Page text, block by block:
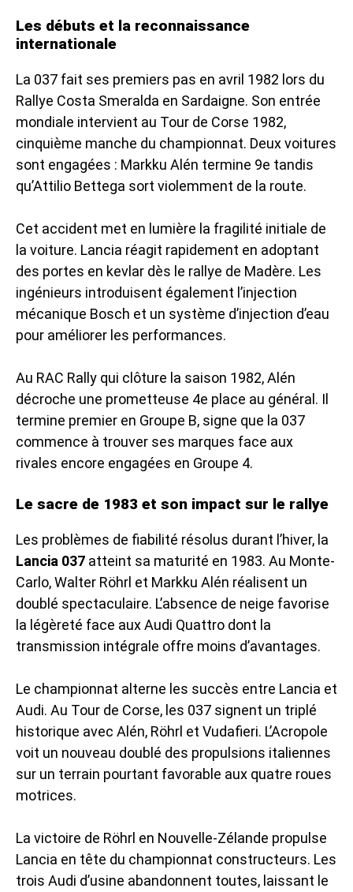
Les débuts et la reconnaissance
internationale
La 037 fait ses premiers pas en avril 1982 lors du
Rallye Costa Smeralda en Sardaigne. Son entrée
mondiale intervient au Tour de Corse 1982,
cinquième manche du championnat. Deux voitures
sont engagées : Markku Alén termine 9e tandis
qu’Attilio Bettega sort violemment de la route.
Cet accident met en lumière la fragilité initiale de
la voiture. Lancia réagit rapidement en adoptant
des portes en kevlar dès le rallye de Madère. Les
ingénieurs introduisent également l’injection
mécanique Bosch et un système d’injection d’eau
pour améliorer les performances.
Au RAC Rally qui clôture la saison 1982, Alén
décroche une prometteuse 4e place au général. Il
termine premier en Groupe B, signe que la 037
commence à trouver ses marques face aux
rivales encore engagées en Groupe 4.
Le sacre de 1983 et son impact sur le rallye
Les problèmes de fiabilité résolus durant l’hiver, la
Lancia 037 atteint sa maturité en 1983. Au Monte-
Carlo, Walter Röhrl et Markku Alén réalisent un
doublé spectaculaire. L’absence de neige favorise
la légèreté face aux Audi Quattro dont la
transmission intégrale offre moins d’avantages.
Le championnat alterne les succès entre Lancia et
Audi. Au Tour de Corse, les 037 signent un triplé
historique avec Alén, Röhrl et Vudafieri. L’Acropole
voit un nouveau doublé des propulsions italiennes
sur un terrain pourtant favorable aux quatre roues
motrices.
La victoire de Röhrl en Nouvelle-Zélande propulse
Lancia en tête du championnat constructeurs. Les
trois Audi d’usine abandonnent toutes, laissant le